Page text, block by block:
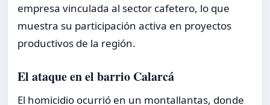
empresa vinculada al sector cafetero, lo que
muestra su participación activa en proyectos
productivos de la región.
El ataque en el barrio Calarcá
El homicidio ocurrió en un montallantas, donde